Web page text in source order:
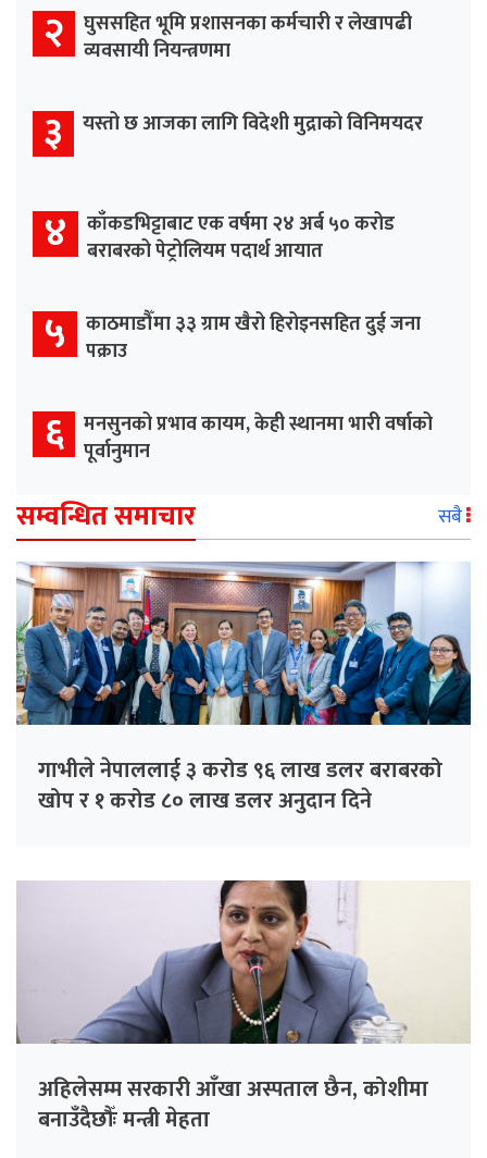
२ घुससहित भूमि प्रशासनका कर्मचारी र लेखापढी
व्यवसायी नियन्त्रणमा
३ यस्तो छ आजका लागि विदेशी मुद्राको विनिमयदर
४ काँकडभिट्टाबाट एक वर्षमा २४ अर्ब ५० करोड
बराबरको पेट्रोलियम पदार्थ आयात
५ काठमाडौँमा ३३ ग्राम खैरो हिरोइनसहित दुई जना
पक्राउ
६ मनसुनको प्रभाव कायम, केही स्थानमा भारी वर्षाको
पूर्वानुमान
सम्वन्धित समाचार सबै
गाभीले नेपाललाई ३ करोड ९६ लाख डलर बराबरको
खोप र १ करोड ८० लाख डलर अनुदान दिने
अहिलेसम्म सरकारी आँखा अस्पताल छैन, कोशीमा
बनाउँदैछौँः मन्त्री मेहता